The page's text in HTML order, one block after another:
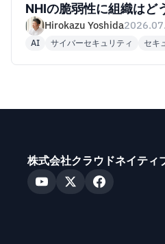
NHIの脆弱性に組織はど
Hirokazu Yoshida
AI サイバーセキュリティ セキ
株式会社クラウドネイティ